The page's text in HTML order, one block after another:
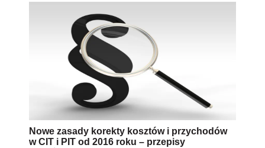
Nowe zasady korekty kosztów i przychodów
w CIT i PIT od 2016 roku – przepisy